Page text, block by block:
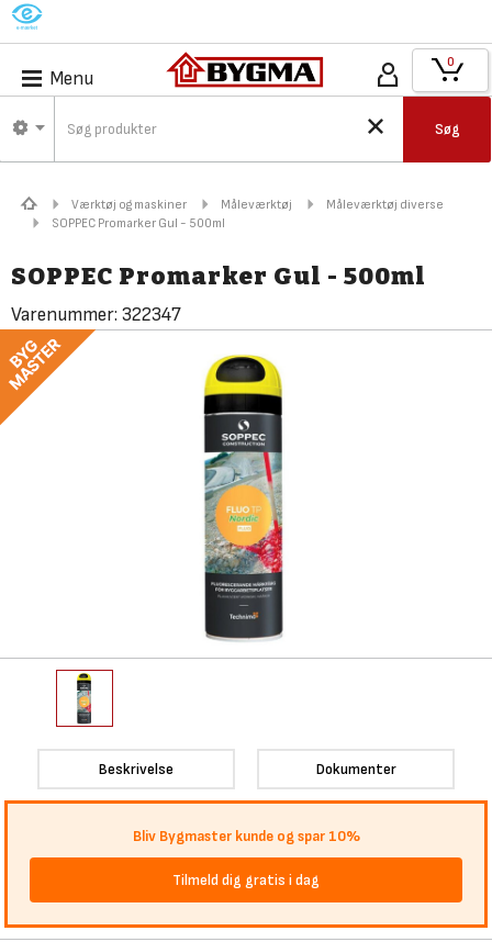
M
Menu
Søg
0
Værktøj og maskiner Måleværktøj
Måleværktøj diverse
SOPPEC Promarker Gul - 500ml
SOPPEC Promarker Gul - 500ml
Varenummer: 322347
Beskrivelse Dokumenter
Bliv Bygmaster kunde og spar 10%
Tilmeld dig gratis i dag